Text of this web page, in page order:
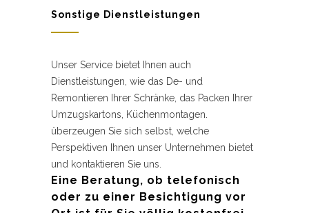
Sonstige Dienstleistungen
Unser Service bietet Ihnen auch
Dienstleistungen, wie das De- und
Remontieren Ihrer Schränke, das Packen Ihrer
Umzugskartons, Küchenmontagen.
überzeugen Sie sich selbst, welche
Perspektiven Ihnen unser Unternehmen bietet
und kontaktieren Sie uns.
Eine Beratung, ob telefonisch
oder zu einer Besichtigung vor